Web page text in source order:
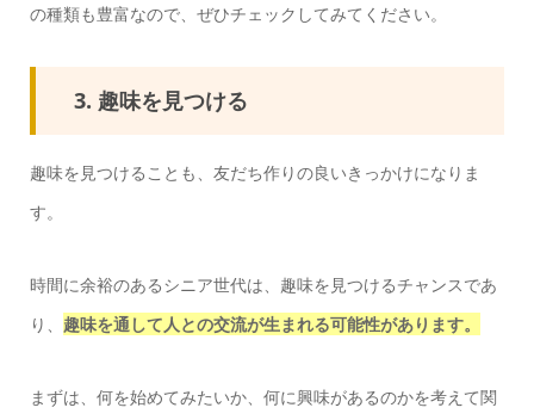
の種類も豊富なので、ぜひチェックしてみてください。
3. 趣味を見つける
趣味を見つけることも、友だち作りの良いきっかけになりま
す。
時間に余裕のあるシニア世代は、趣味を見つけるチャンスであ
り、 趣味を通して人との交流が生まれる可能性があります。
まずは、何を始めてみたいか、何に興味があるのかを考えて関